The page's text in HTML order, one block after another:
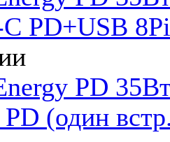
PD+USB
PD
(один